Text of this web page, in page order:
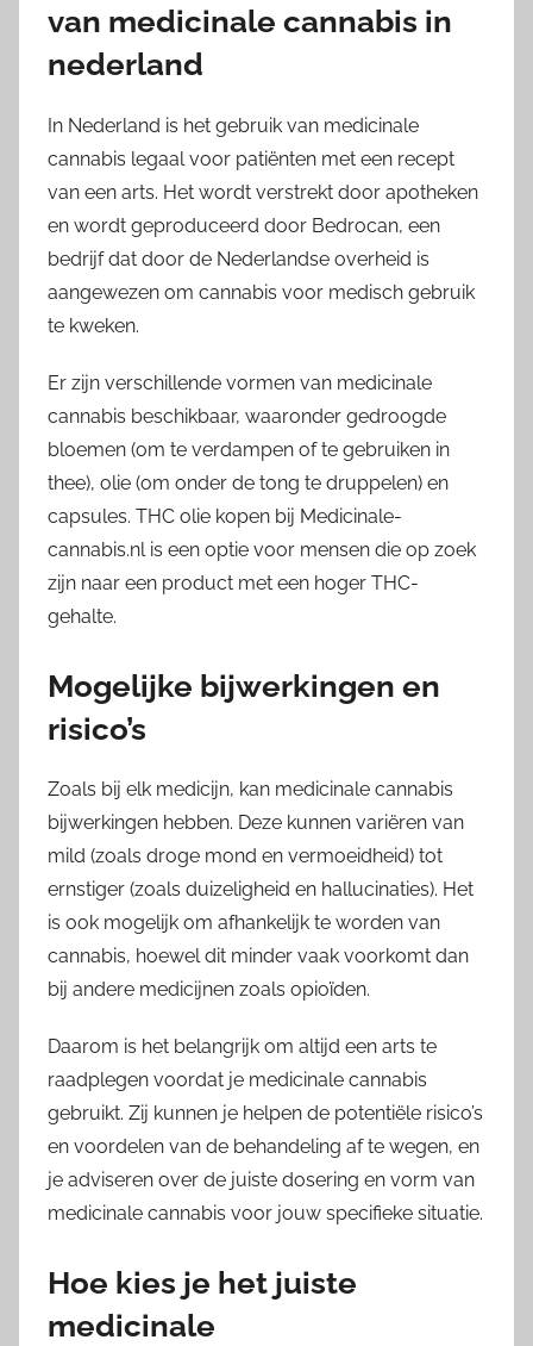
van medicinale cannabis in
nederland
In Nederland is het gebruik van medicinale
cannabis legaal voor patiënten met een recept
van een arts. Het wordt verstrekt door apotheken
en wordt geproduceerd door Bedrocan, een
bedrijf dat door de Nederlandse overheid is
aangewezen om cannabis voor medisch gebruik
te kweken.
Er zijn verschillende vormen van medicinale
cannabis beschikbaar, waaronder gedroogde
bloemen (om te verdampen of te gebruiken in
thee), olie (om onder de tong te druppelen) en
capsules. THC olie kopen bij Medicinale-
cannabis.nl is een optie voor mensen die op zoek
zijn naar een product met een hoger THC-
gehalte.
Mogelijke bijwerkingen en
risico’s
Zoals bij elk medicijn, kan medicinale cannabis
bijwerkingen hebben. Deze kunnen variëren van
mild (zoals droge mond en vermoeidheid) tot
ernstiger (zoals duizeligheid en hallucinaties). Het
is ook mogelijk om afhankelijk te worden van
cannabis, hoewel dit minder vaak voorkomt dan
bij andere medicijnen zoals opioïden.
Daarom is het belangrijk om altijd een arts te
raadplegen voordat je medicinale cannabis
gebruikt. Zij kunnen je helpen de potentiële risico’s
en voordelen van de behandeling af te wegen, en
je adviseren over de juiste dosering en vorm van
medicinale cannabis voor jouw specifieke situatie.
Hoe kies je het juiste
medicinale